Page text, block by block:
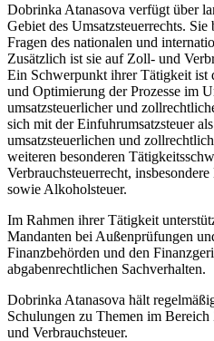
Dobrinka Atanasova verfügt über
Gebiet des Umsatzsteuerrechts.
Fragen des nationalen und
Zusätzlich ist sie auf Zoll- und
Ein Schwerpunkt ihrer Tätigkeit ist
und Optimierung der Prozesse im
umsatzsteuerlicher und
sich mit der Einfuhrumsatzsteuer
umsatzsteuerlichen und
weiteren besonderen
Verbrauchsteuerrecht,
sowie Alkoholsteuer.
Im Rahmen ihrer Tätigkeit
Mandanten bei Außenprüfungen
Finanzbehörden und den
abgabenrechtlichen Sachverhalten.
Dobrinka Atanasova hält
Schulungen zu Themen im
und Verbrauchsteuer.